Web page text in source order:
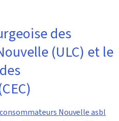
des
(ULC) et le
Nouvelle asbl